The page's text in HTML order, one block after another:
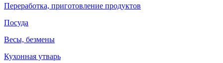
Переработка, приготовление продуктов
Посуда
Весы, безмены
Кухонная утварь